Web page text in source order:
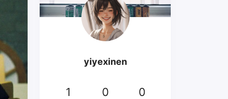
yiyexinen
1 0 0